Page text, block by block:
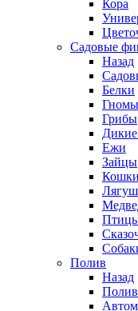
Кора
Садовые
Назад
Белки
Гномы
Грибы
Ежи
Зайцы
Кошки
Полив
Назад
Полив